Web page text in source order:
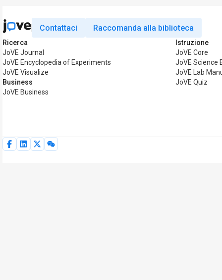
Contattaci Raccomanda alla biblioteca
Ricerca
JoVE Journal
JoVE Encyclopedia of Experiments
JoVE Visualize
Business
JoVE Business
Istruzione
JoVE Core
JoVE Science
JoVE Lab
JoVE Quiz